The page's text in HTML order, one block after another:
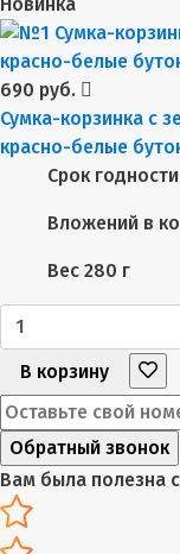
690 руб.
Сумка-корзинка с
красно-белые
Срок годности
Вложений в
Вес 280 г
В корзину
Обратный звонок
Вам была полезна